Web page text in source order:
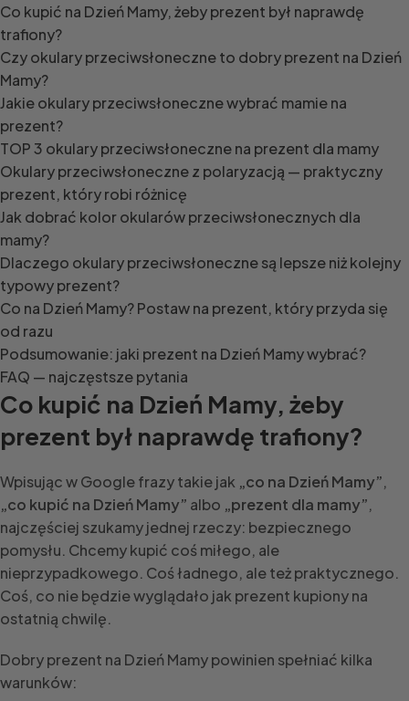
Co kupić na Dzień Mamy, żeby prezent był naprawdę
trafiony?
Czy okulary przeciwsłoneczne to dobry prezent na Dzień
Mamy?
Jakie okulary przeciwsłoneczne wybrać mamie na
prezent?
TOP 3 okulary przeciwsłoneczne na prezent dla mamy
Okulary przeciwsłoneczne z polaryzacją — praktyczny
prezent, który robi różnicę
Jak dobrać kolor okularów przeciwsłonecznych dla
mamy?
Dlaczego okulary przeciwsłoneczne są lepsze niż kolejny
typowy prezent?
Co na Dzień Mamy? Postaw na prezent, który przyda się
od razu
Podsumowanie: jaki prezent na Dzień Mamy wybrać?
FAQ — najczęstsze pytania
Co kupić na Dzień Mamy, żeby
prezent był naprawdę trafiony?
Wpisując w Google frazy takie jak „co na Dzień Mamy”,
„co kupić na Dzień Mamy” albo „prezent dla mamy”,
najczęściej szukamy jednej rzeczy: bezpiecznego
pomysłu. Chcemy kupić coś miłego, ale
nieprzypadkowego. Coś ładnego, ale też praktycznego.
Coś, co nie będzie wyglądało jak prezent kupiony na
ostatnią chwilę.
Dobry prezent na Dzień Mamy powinien spełniać kilka
warunków: